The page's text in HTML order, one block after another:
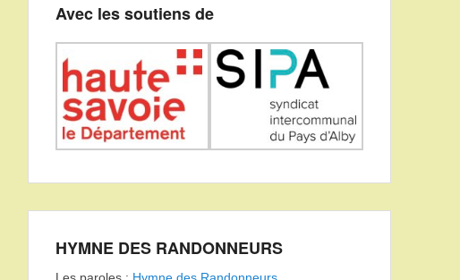
Avec les soutiens de
HYMNE DES RANDONNEURS